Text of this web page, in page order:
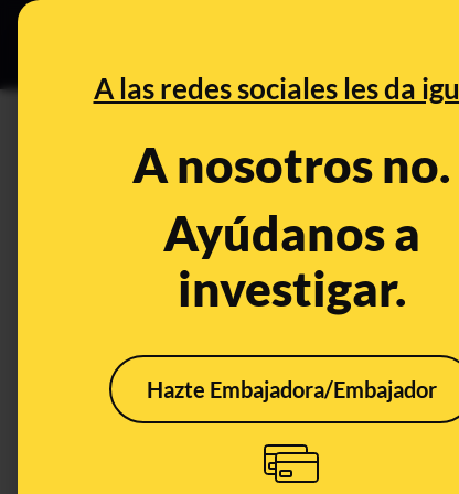
A las redes sociales les da
A nosotros no.
Ayúdanos a
investigar.
Hazte Embajadora/Embajador
Los testículos y sus
para percibir sabores